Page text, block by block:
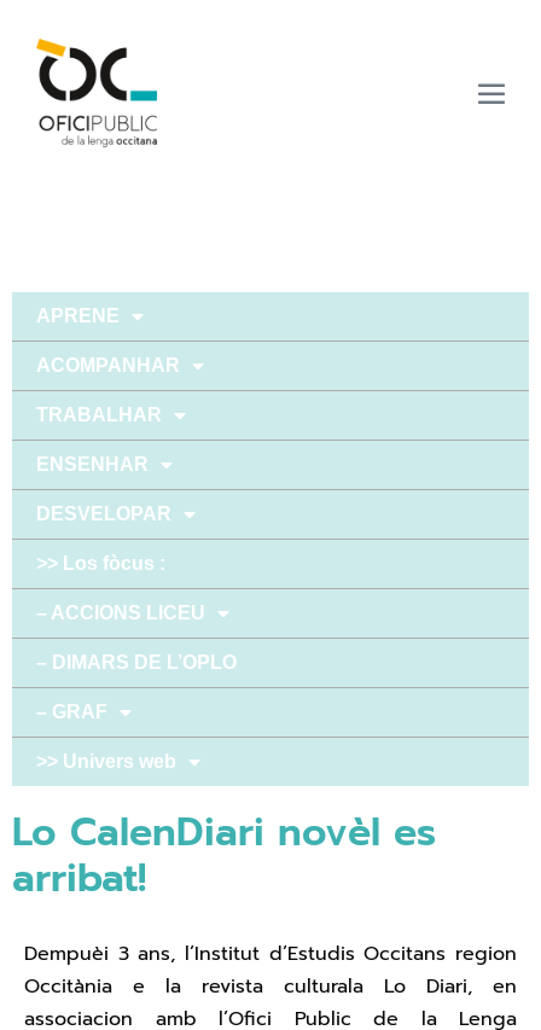
APRENE
ACOMPANHAR
TRABALHAR
ENSENHAR
DESVELOPAR
>> Los fòcus :
– ACCIONS LICEU
– DIMARS DE L’OPLO
– GRAF
>> Univers web
Lo CalenDiari novèl es
arribat!
Dempuèi 3 ans, l’Institut d’Estudis Occitans region
Occitània e la revista culturala Lo Diari, en
associacion amb l’Ofici Public de la Lenga